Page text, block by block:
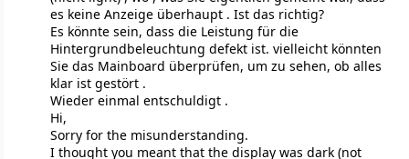
es keine Anzeige überhaupt . Ist das richtig?
Es könnte sein, dass die Leistung für die
Hintergrundbeleuchtung defekt ist. vielleicht könnten
Sie das Mainboard überprüfen, um zu sehen, ob alles
klar ist gestört .
Wieder einmal entschuldigt .
Hi,
Sorry for the misunderstanding.
I thought you meant that the display was dark (not